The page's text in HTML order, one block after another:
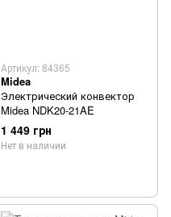
Артикул: 84365
Midea
Электрический конвектор
Midea NDK20-21AE
1 449 грн
Нет в наличии